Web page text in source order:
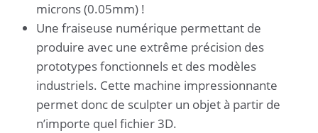
microns (0.05mm) !
Une fraiseuse numérique permettant de
produire avec une extrême précision des
prototypes fonctionnels et des modèles
industriels. Cette machine impressionnante
permet donc de sculpter un objet à partir de
n’importe quel fichier 3D.